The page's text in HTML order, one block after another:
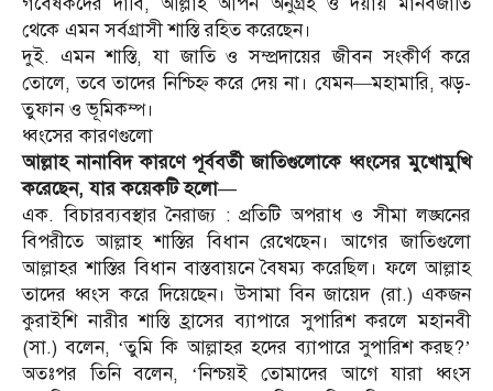
থেকে এমন সর্বগ্রাসী শাস্তি রহিত করেছেন।
দুই. এমন শাস্তি, যা জাতি ও সম্প্রদায়ের জীবন সংকীর্ণ করে
তোলে, তবে তাদের নিশ্চিহ্ন করে দেয় না। যেমন—মহামারি, ঝড়-
তুফান ও ভূমিকম্প।
ধ্বংসের কারণগুলো
আল্লাহ নানাবিদ কারণে পূর্ববর্তী জাতিগুলোকে ধ্বংসের মুখোমুখি
করেছেন, যার কয়েকটি হলো—
এক. বিচারব্যবস্থার নৈরাজ্য : প্রতিটি অপরাধ ও সীমা লঙ্ঘনের
বিপরীতে আল্লাহ শাস্তির বিধান রেখেছেন। আগের জাতিগুলো
আল্লাহর শাস্তির বিধান বাস্তবায়নে বৈষম্য করেছিল। ফলে আল্লাহ
তাদের ধ্বংস করে দিয়েছেন। উসামা বিন জায়েদ (রা.) একজন
কুরাইশি নারীর শাস্তি হ্রাসের ব্যাপারে সুপারিশ করলে মহানবী
(সা.) বলেন, ‘তুমি কি আল্লাহর হদের ব্যাপারে সুপারিশ করছ?’
অতঃপর তিনি বলেন, ‘নিশ্চয়ই তোমাদের আগে যারা ধ্বংস